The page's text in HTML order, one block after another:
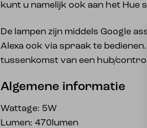
kunt u namelijk ook aan het Hue
De lampen zijn middels Google
Alexa ook via spraak te
tussenkomst van een hub/
Algemene informatie
Wattage: 5W
Lumen: 470lumen